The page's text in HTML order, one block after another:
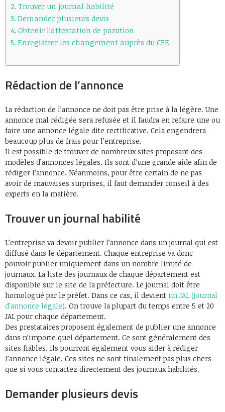
Trouver un journal habilité
Demander plusieurs devis
Obtenir l’attestation de parution
Enregistrer les changement auprès du CFE
Rédaction de l’annonce
La rédaction de l’annonce ne doit pas être prise à la légère. Une
annonce mal rédigée sera refusée et il faudra en refaire une ou
faire une annonce légale dite rectificative. Cela engendrera
beaucoup plus de frais pour l’entreprise.
Il est possible de trouver de nombreux sites proposant des
modèles d’annonces légales. Ils sont d’une grande aide afin de
rédiger l’annonce. Néanmoins, pour être certain de ne pas
avoir de mauvaises surprises, il faut demander conseil à des
experts en la matière.
Trouver un journal habilité
L’entreprise va devoir publier l’annonce dans un journal qui est
diffusé dans le département. Chaque entreprise va donc
pouvoir publier uniquement dans un nombre limité de
journaux. La liste des journaux de chaque département est
disponible sur le site de la préfecture. Le journal doit être
homologué par le préfet. Dans ce cas, il devient un JAL (journal
d’annonce légale). On trouve la plupart du temps entre 5 et 20
JAL pour chaque département.
Des prestataires proposent également de publier une annonce
dans n’importe quel département. Ce sont généralement des
sites fiables. Ils pourront également vous aider à rédiger
l’annonce légale. Ces sites ne sont finalement pas plus chers
que si vous contactez directement des journaux habilités.
Demander plusieurs devis